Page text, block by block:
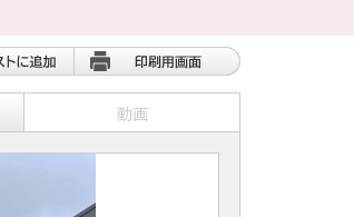
動画